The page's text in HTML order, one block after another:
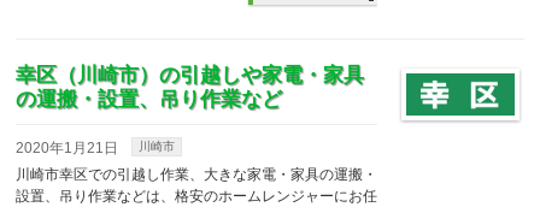
幸区（川崎市）の引越しや家電・家具
の運搬・設置、吊り作業など
2020年1月21日 川崎市
川崎市幸区での引越し作業、大きな家電・家具の運搬・
設置、吊り作業などは、格安のホームレンジャーにお任